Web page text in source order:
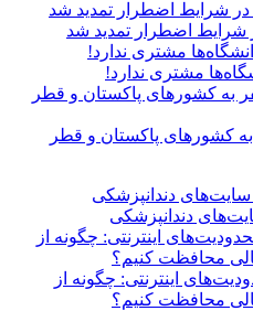
اضطرار تمدید شد
کشورهای پاکستان و قطر
دندانپزشکی
اینترنتی: چگونه از
محافظت کنیم؟